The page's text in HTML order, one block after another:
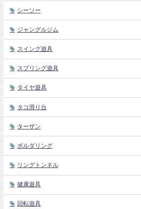
シーソー
ジャングルジム
スイング遊具
スプリング遊具
タイヤ遊具
タコ滑り台
ターザン
ボルダリング
リングトンネル
健康遊具
回転遊具